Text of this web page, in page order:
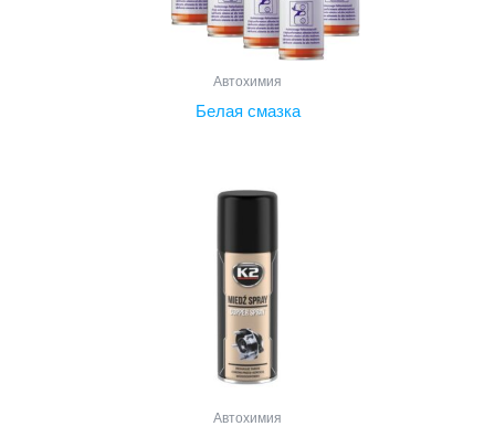
Автохимия
Белая смазка
Автохимия